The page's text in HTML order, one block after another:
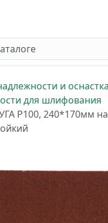
и оснастка
для шлифования
P100, 240*170мм